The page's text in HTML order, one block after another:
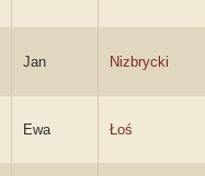
Jan Nizbrycki
Ewa Łoś